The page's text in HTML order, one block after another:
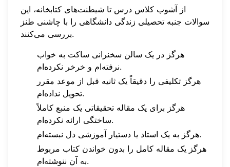
از آشوب کلاس درس تا شیطنت‌های کتابخانه، این
سوالات جنبه تحصیلی زندگی دانشگاهی را با چاشنی طنز
بررسی می‌کنند.
هرگز در یک سالن سخنرانی ساکت به خواب
نرفته‌ام و خرخر نکرده‌ام.
هرگز تکلیفی را دقیقاً یک ثانیه قبل از موعد مقرر
تحویل نداده‌ام.
هرگز برای یک مقاله تحقیقاتی یک منبع کاملاً
ساختگی ارائه نکرده‌ام.
هرگز به یک استاد یا دستیار آموزشی دل نبسته‌ام.
هرگز یک مقاله کامل را بدون خواندن کتاب مربوط
به آن ننوشته‌ام.